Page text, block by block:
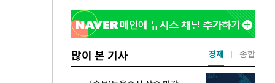
많이 본 기사 경제 종합